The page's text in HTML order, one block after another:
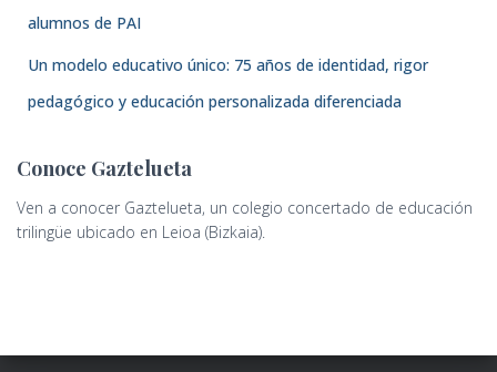
alumnos de PAI
Un modelo educativo único: 75 años de identidad, rigor
pedagógico y educación personalizada diferenciada
Conoce Gaztelueta
Ven a conocer Gaztelueta, un colegio concertado de educación
trilingüe ubicado en Leioa (Bizkaia).